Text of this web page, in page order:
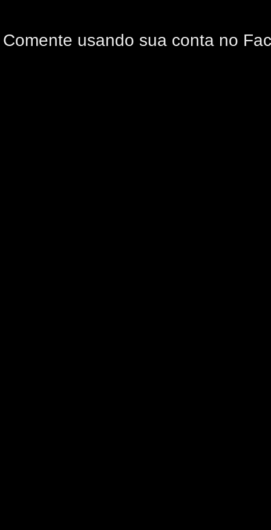
Comente usando sua conta no